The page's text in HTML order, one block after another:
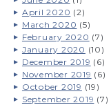
April 2020 (2)
March 2020 (5)
February 2020 (7)
January 2020 (10)
December 2019 (6)
November 2019 (6)
October 2019 (19)
September 2019 (7)